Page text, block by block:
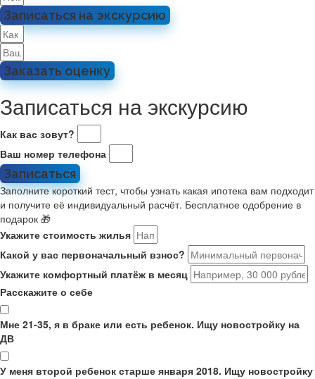
Записаться на экскурсию
Заказать оценку
Записаться на экскурсию
Как вас зовут?
Ваш номер телефона
Записаться
Заполните короткий тест, чтобы узнать какая ипотека вам подходит
и получите её индивидуальный расчёт. Бесплатное одобрение в
подарок 🎁
Укажите стоимость жилья
Какой у вас первоначальный взнос?
Укажите комфортный платёж в месяц
Расскажите о себе
Мне 21-35, я в браке или есть ребенок. Ищу новостройку на
ДВ
У меня второй ребенок старше января 2018. Ищу новостройку